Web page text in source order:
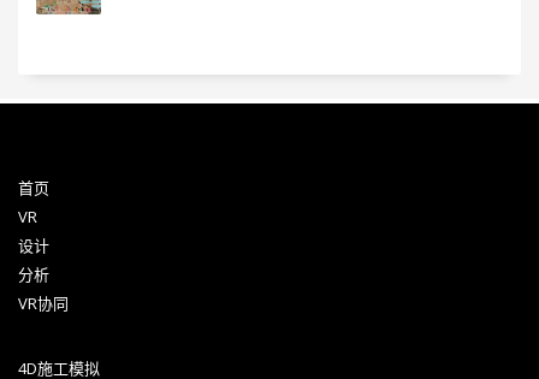
首页
VR
设计
分析
VR协同
4D施工模拟